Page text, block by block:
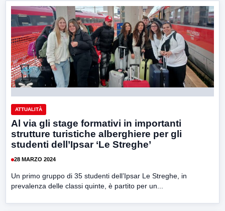
ATTUALITÀ
Al via gli stage formativi in importanti
strutture turistiche alberghiere per gli
studenti dell’Ipsar ‘Le Streghe’
28 MARZO 2024
Un primo gruppo di 35 studenti dell’Ipsar Le Streghe, in
prevalenza delle classi quinte, è partito per un...